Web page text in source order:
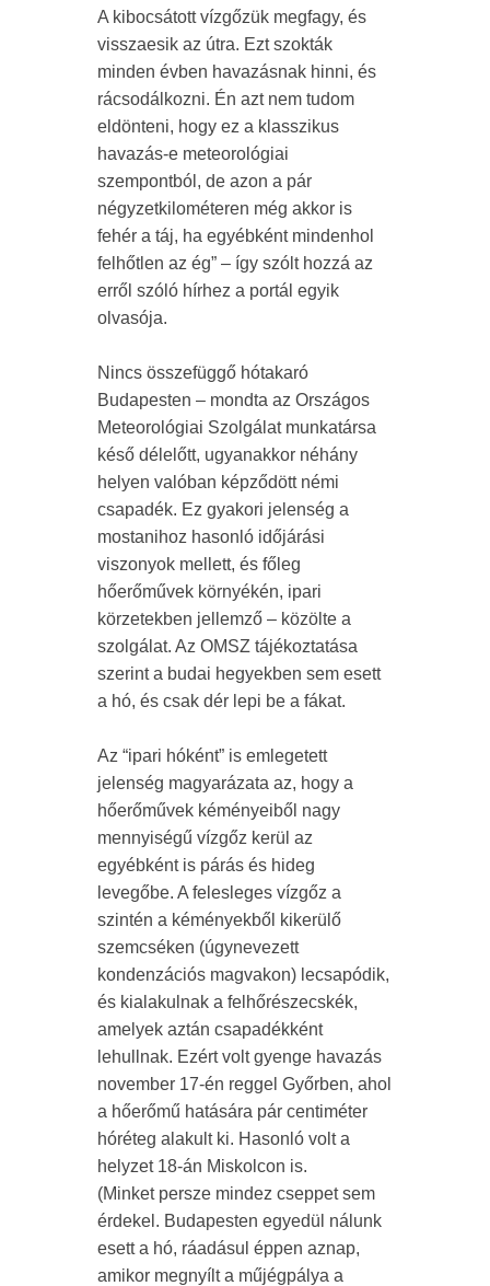
A kibocsátott vízgőzük megfagy, és
visszaesik az útra. Ezt szokták
minden évben havazásnak hinni, és
rácsodálkozni. Én azt nem tudom
eldönteni, hogy ez a klasszikus
havazás-e meteorológiai
szempontból, de azon a pár
négyzetkilométeren még akkor is
fehér a táj, ha egyébként mindenhol
felhőtlen az ég” – így szólt hozzá az
erről szóló hírhez a portál egyik
olvasója.
Nincs összefüggő hótakaró
Budapesten – mondta az Országos
Meteorológiai Szolgálat munkatársa
késő délelőtt, ugyanakkor néhány
helyen valóban képződött némi
csapadék. Ez gyakori jelenség a
mostanihoz hasonló időjárási
viszonyok mellett, és főleg
hőerőművek környékén, ipari
körzetekben jellemző – közölte a
szolgálat. Az OMSZ tájékoztatása
szerint a budai hegyekben sem esett
a hó, és csak dér lepi be a fákat.
Az “ipari hóként” is emlegetett
jelenség magyarázata az, hogy a
hőerőművek kéményeiből nagy
mennyiségű vízgőz kerül az
egyébként is párás és hideg
levegőbe. A felesleges vízgőz a
szintén a kéményekből kikerülő
szemcséken (úgynevezett
kondenzációs magvakon) lecsapódik,
és kialakulnak a felhőrészecskék,
amelyek aztán csapadékként
lehullnak. Ezért volt gyenge havazás
november 17-én reggel Győrben, ahol
a hőerőmű hatására pár centiméter
hóréteg alakult ki. Hasonló volt a
helyzet 18-án Miskolcon is.
(Minket persze mindez cseppet sem
érdekel. Budapesten egyedül nálunk
esett a hó, ráadásul éppen aznap,
amikor megnyílt a műjégpálya a